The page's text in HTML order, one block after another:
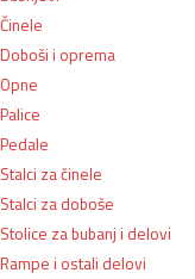
Činele
Doboši i oprema
Opne
Palice
Pedale
Stalci za činele
Stalci za doboše
Stolice za bubanj i delovi
Rampe i ostali delovi